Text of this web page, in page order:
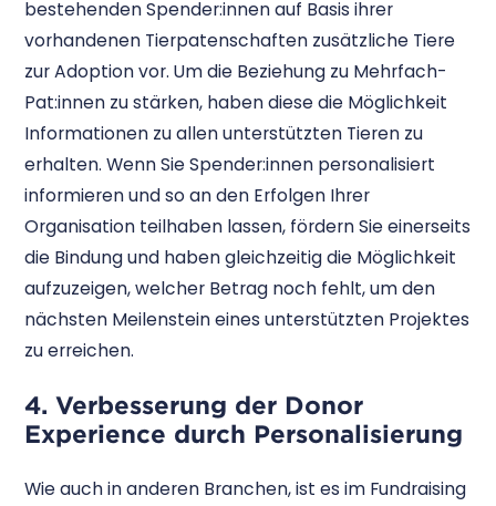
bestehenden Spender:innen auf Basis ihrer
vorhandenen Tierpatenschaften zusätzliche Tiere
zur Adoption vor. Um die Beziehung zu Mehrfach-
Pat:innen zu stärken, haben diese die Möglichkeit
Informationen zu allen unterstützten Tieren zu
erhalten. Wenn Sie Spender:innen personalisiert
informieren und so an den Erfolgen Ihrer
Organisation teilhaben lassen, fördern Sie einerseits
die Bindung und haben gleichzeitig die Möglichkeit
aufzuzeigen, welcher Betrag noch fehlt, um den
nächsten Meilenstein eines unterstützten Projektes
zu erreichen.
4. Verbesserung der Donor
Experience durch Personalisierung
Wie auch in anderen Branchen, ist es im Fundraising